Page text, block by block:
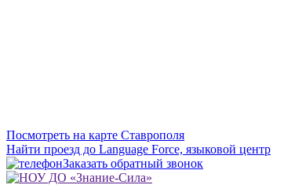
Посмотреть на карте Ставрополя
Найти проезд до Language Force, языковой центр
Заказать обратный звонок